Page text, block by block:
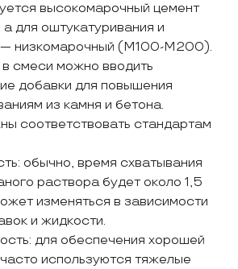
высокомарочный цемент
оштукатуривания и
— низкомарочный (М100-М200).
смеси можно вводить
добавки для повышения
из камня и бетона.
соответствовать стандартам
обычно, время схватывания
раствора будет около 1,5
изменяться в зависимости
и жидкости.
для обеспечения хорошей
используются тяжелые